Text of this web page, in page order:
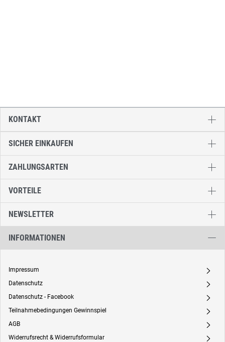
SICHER EINKAUFEN
ZAHLUNGSARTEN
VORTEILE
NEWSLETTER
INFORMATIONEN
Impressum A
Datenschutz A
Datenschutz - Facebook A
Teilnahmebedingungen Gewinnspiel A
AGB A
Widerrufsrecht & Widerrufsformular A
KONTAKT